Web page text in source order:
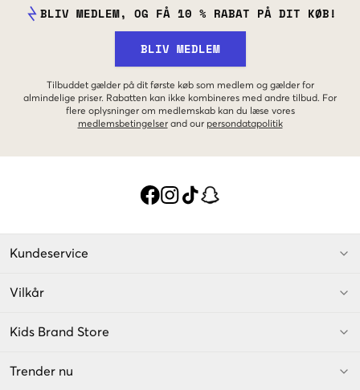
BLIV MEDLEM, OG FÅ 10 % RABAT PÅ DIT KØB!
BLIV MEDLEM
Tilbuddet gælder på dit første køb som medlem og gælder for
almindelige priser. Rabatten kan ikke kombineres med andre tilbud. For
flere oplysninger om medlemskab kan du læse vores
medlemsbetingelser and our persondatapolitik
Kundeservice
Vilkår
Kids Brand Store
Trender nu